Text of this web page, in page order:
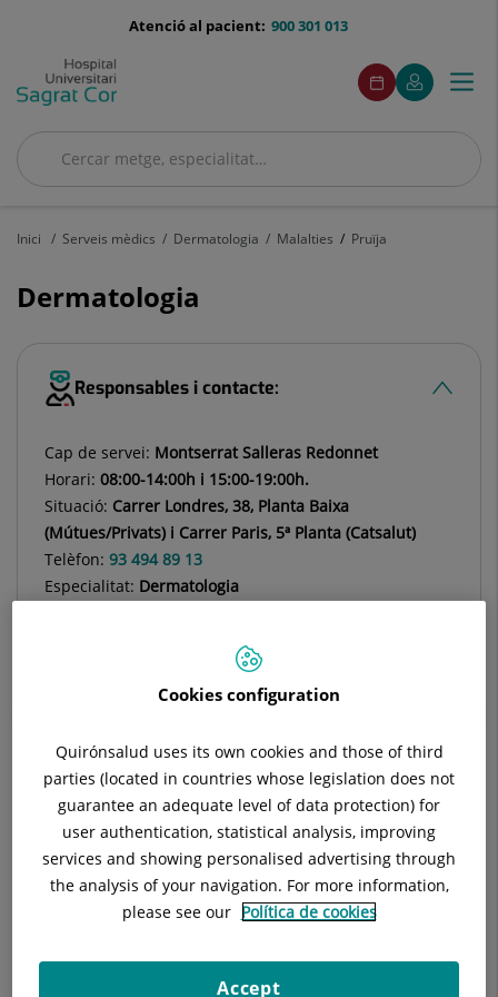
menu-
900 301 013
Atenció al pacient:
Cercar
Cercar
menuAcceso
Demaneu
cita
Aquest
enllaç
s'obrirà
una
El
meu
Aquest
enllaç
s'obrirà
una
finestra
Menú
Inici Serveis mèdics Dermatologia Malalties Pruïja
Dermatologia
Responsables i contacte:
Cap de servei: Montserrat Salleras Redonnet
Horari: 08:00-14:00h i 15:00-19:00h.
Situació: Carrer Londres, 38, Planta Baixa
(Mútues/Privats) i Carrer Paris, 5ª Planta (Catsalut)
Telèfon: 93 494 89 13
Especialitat: Dermatologia
Pruïja
Què és la pruïja?
La pruïja (o picor) és una sensació desagradable que produeix
amenaçar la integritat de la pell com la principal barrera
protectora, a causa de les conseqüències del rascat.
Cookies configuration
Quirónsalud uses its own cookies and those of third
parties (located in countries whose legislation does not
guarantee an adequate level of data protection) for
user authentication, statistical analysis, improving
services and showing personalised advertising through
the analysis of your navigation. For more information,
please see our Política de cookies
Accept